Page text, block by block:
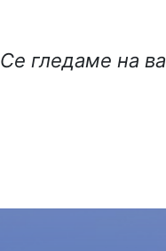
Се гледаме на